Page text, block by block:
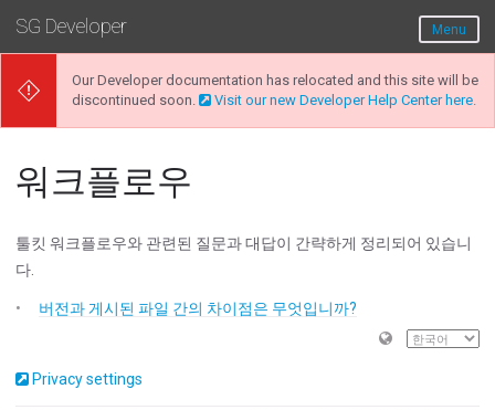
SG Developer Menu
Privacy settings
Our Developer documentation has relocated and this site will be
discontinued soon.
Visit our new Developer Help Center here.
워크플로우
툴킷 워크플로우와 관련된 질문과 대답이 간략하게 정리되어 있습니
다.
버전과 게시된 파일 간의 차이점은 무엇입니까?